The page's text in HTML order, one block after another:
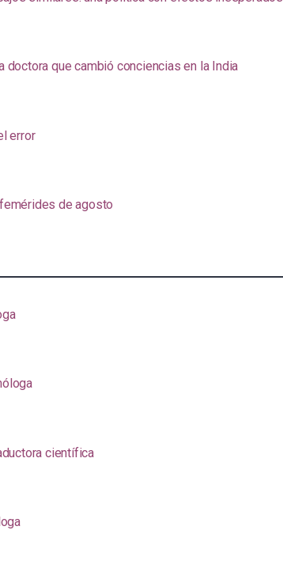
doctora que cambió conciencias en la India
error
de agosto
científica